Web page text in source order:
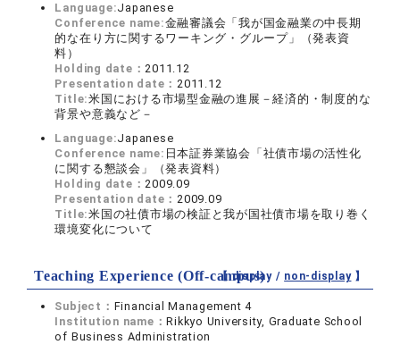
Language:Japanese
Conference name:金融審議会「我が国金融業の中長期
的な在り方に関するワーキング・グループ」（発表資
料）
Holding date：2011.12
Presentation date：2011.12
Title:米国における市場型金融の進展－経済的・制度的な
背景や意義など－
Language:Japanese
Conference name: 日本証券業協会「社債市場の活性化
に関する懇談会」（発表資料）
Holding date：2009.09
Presentation date：2009.09
Title:米国の社債市場の検証と我が国社債市場を取り巻く
環境変化について
Teaching Experience (Off-campus)
【 display / non-display】
Subject： Financial Management 4
Institution name：Rikkyo University, Graduate School
of Business Administration